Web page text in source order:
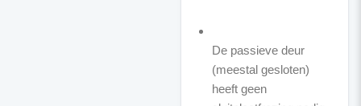
De passieve deur
(meestal gesloten)
heeft geen